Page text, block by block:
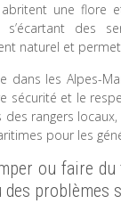
une flore
s’écartant des
naturel et
dans les Alpes-
sécurité et le
des rangers
pour les
ou faire
des problèmes